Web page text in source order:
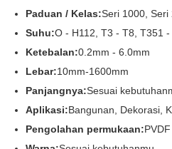
Paduan / Kelas:Seri 1000, Seri
Suhu:O - H112, T3 - T8, T351 -
Ketebalan:0.2mm - 6.0mm
Lebar:10mm-1600mm
Panjangnya:Sesuai
Aplikasi:Bangunan, Dekorasi,
Pengolahan permukaan: